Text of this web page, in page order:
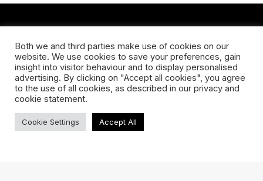
Koningsveldestraat 14
3037 VS Rotterdam
+31 (0) 651426758
info@galleryuntitled.nl
Find us on:
Facebook
YouTubeInstagram
Both we and third parties make use of cookies on our
website. We use cookies to save your preferences, gain
insight into visitor behaviour and to display personalised
advertising. By clicking on "Accept all cookies", you agree
to the use of all cookies, as described in our privacy and
cookie statement.
Cookie Settings Accept All